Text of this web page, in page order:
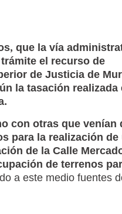
que la vía
el recurso de
de Justicia de
la tasación realizada
con otras que venían
para la realización de
de la Calle
de terrenos
a este medio fuentes